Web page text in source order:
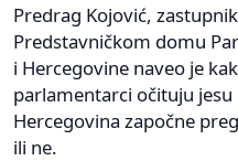
Predrag Kojović,
Predstavničkom domu
i Hercegovine naveo je
parlamentarci očituju jesu
Hercegovina započne
ili ne.